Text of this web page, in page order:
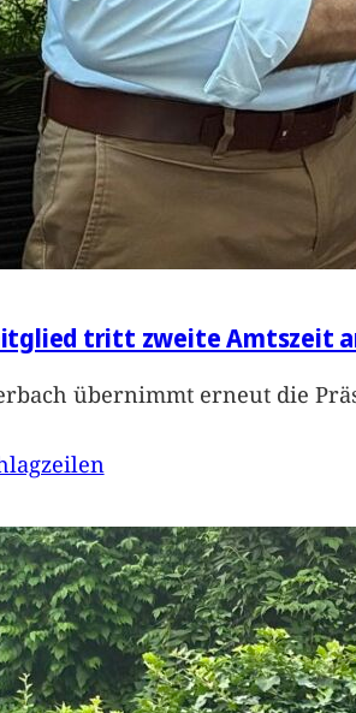
tritt zweite Amtszeit
übernimmt erneut die